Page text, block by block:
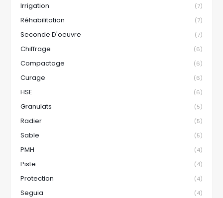
Irrigation (7)
Réhabilitation (7)
Seconde D'oeuvre (7)
Chiffrage (6)
Compactage (6)
Curage (6)
HSE (6)
Granulats (5)
Radier (5)
Sable (5)
PMH (4)
Piste (4)
Protection (4)
Seguia (4)